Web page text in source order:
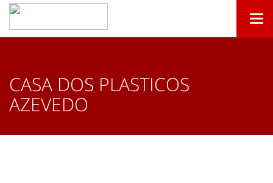
CASA DOS PLASTICOS
AZEVEDO